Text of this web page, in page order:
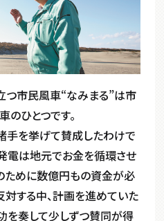
つ市民風車“なみまる”は市
のひとつです。
を挙げて賛成したわけで
電は地元でお金を循環させ
ために数億円もの資金が必
対する中、計画を進めていた
奏して少しずつ賛同が得